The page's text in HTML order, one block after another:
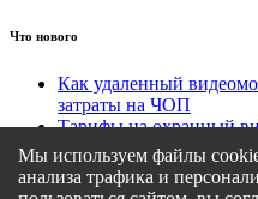
Что нового
Как удаленный
затраты на ЧОП
Тарифы на охранный
Этапы подключения
Кому подходит
Какие задачи решает
Мы используем файлы
анализа трафика и